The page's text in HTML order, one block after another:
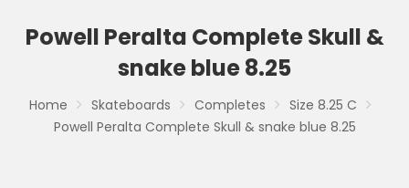
Powell Peralta Complete Skull &
snake blue 8.25
Home Skateboards Completes
Size 8.25 C
Powell Peralta Complete Skull & snake blue 8.25